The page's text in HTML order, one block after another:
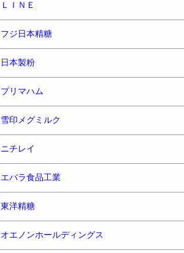
ＬＩＮＥ
フジ日本精糖
日本製粉
プリマハム
雪印メグミルク
ニチレイ
エバラ食品工業
東洋精糖
オエノンホールディングス